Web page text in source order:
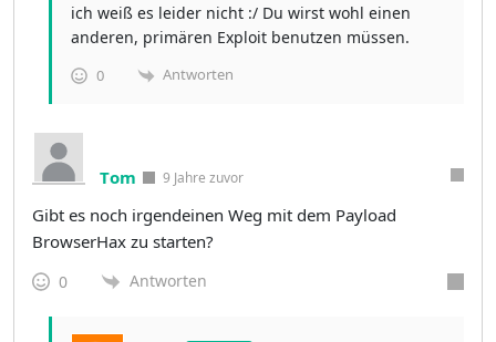
ich weiß es leider nicht :/ Du wirst wohl einen
anderen, primären Exploit benutzen müssen.
0 Antworten
Tom 9 Jahre zuvor
Gibt es noch irgendeinen Weg mit dem Payload
BrowserHax zu starten?
0 Antworten